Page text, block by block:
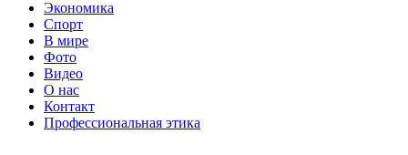
Экономика
Спорт
В мире
Фото
Видео
О нас
Контакт
Профессиональная этика